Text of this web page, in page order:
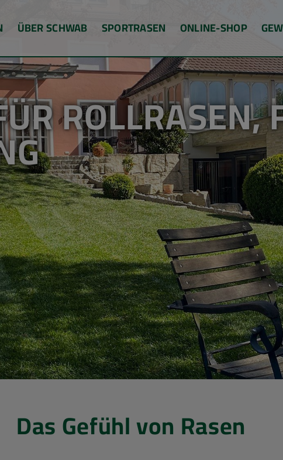
ÜBER SCHWAB SPORTRASEN ONLINE-SHOP
ROLLRASEN,
Das Gefühl von Rasen